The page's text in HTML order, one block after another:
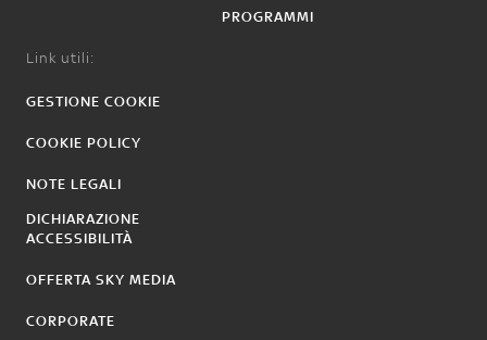
PROGRAMMI
Link utili:
GESTIONE COOKIE
COOKIE POLICY
NOTE LEGALI
DICHIARAZIONE
ACCESSIBILITÀ
OFFERTA SKY MEDIA
CORPORATE